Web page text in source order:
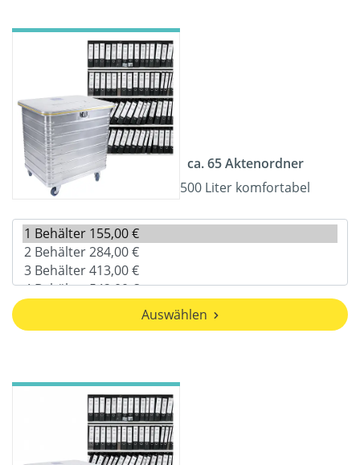
ca. 65 Aktenordner
500 Liter komfortabel
Auswählen